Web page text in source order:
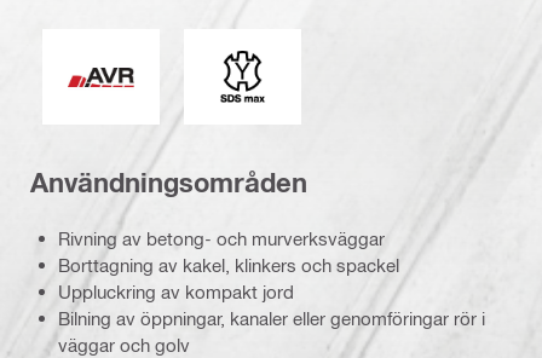
Aktiv vibrationsdämpningTyp av verktygschuck
Användningsområden
Rivning av betong- och murverksväggar
Borttagning av kakel, klinkers och spackel
Uppluckring av kompakt jord
Bilning av öppningar, kanaler eller genomföringar rör i
väggar och golv